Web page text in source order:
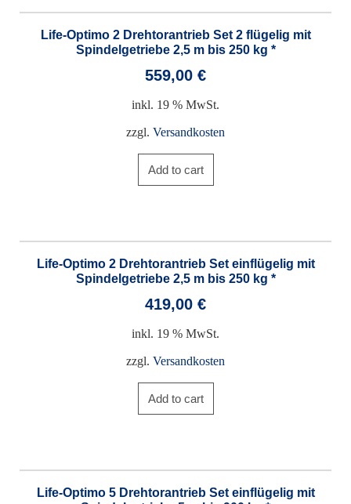
Life-Optimo 2 Drehtorantrieb Set 2 flügelig mit
Spindelgetriebe 2,5 m bis 250 kg *
559,00 €
inkl. 19 % MwSt.
zzgl. Versandkosten
Add to cart
Life-Optimo 2 Drehtorantrieb Set einflügelig mit
Spindelgetriebe 2,5 m bis 250 kg *
419,00 €
inkl. 19 % MwSt.
zzgl. Versandkosten
Add to cart
Life-Optimo 5 Drehtorantrieb Set einflügelig mit